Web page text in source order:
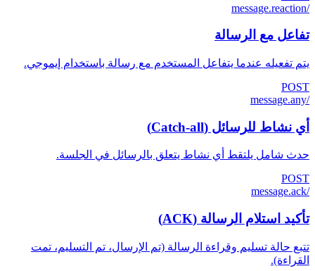
/message.reaction
تفاعل مع الرسالة
يتم تفعيله عندما يتفاعل المستخدم مع رسالة باستخدام إيموجي.
POST
/message.any
أي نشاط للرسائل (Catch-all)
حدث شامل يلتقط أي نشاط يتعلق بالرسائل في الجلسة.
POST
/message.ack
تأكيد استلام الرسالة (ACK)
تتبع حالة تسليم وقراءة الرسالة (تم الإرسال، تم التسليم، تمت
القراءة).